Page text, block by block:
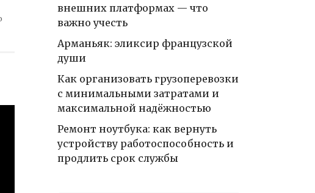
внешних платформах — что
важно учесть
Арманьяк: эликсир французской
души
Как организовать грузоперевозки
с минимальными затратами и
максимальной надёжностью
Ремонт ноутбука: как вернуть
устройству работоспособность и
продлить срок службы